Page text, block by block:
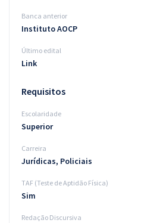
Atendimento
Banca anterior
Instituto AOCP
Último edital
Link
Requisitos
Escolaridade
Superior
Carreira
Jurídicas, Policiais
TAF (Teste de Aptidão Física)
Sim
Redação Discursiva